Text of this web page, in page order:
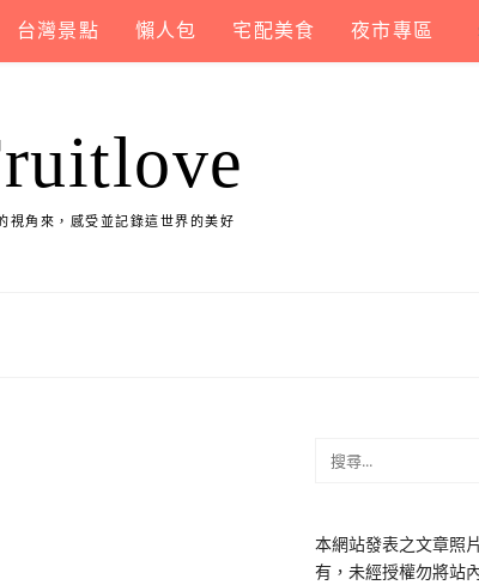
台灣景點 懶人包 宅配美食 夜市專區
視角來，感受並記錄這世界的美好
鍵
字:
本網站發表之文章照
有，未經授權勿將站